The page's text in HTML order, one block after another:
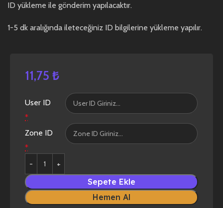
ID yükleme ile gönderim yapılacaktır.
1-5 dk aralığında ileteceğiniz ID bilgilerine yükleme yapılır.
11,75 ₺
User ID
*
Zone ID
*
Sepete Ekle
Hemen Al